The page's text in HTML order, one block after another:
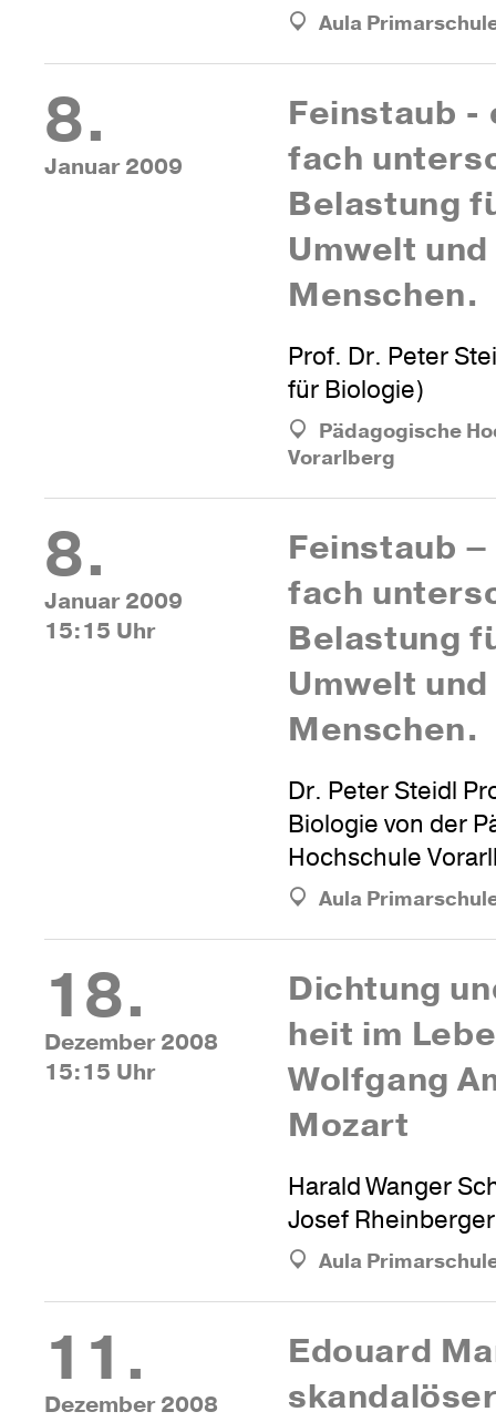
Aula
8.
Januar 2009
Fein­staub
fach
Bela­stung
Umwelt
Menschen.
Prof. Dr. Peter
für Biologie)
Pädagogische
Vorarlberg
8.
Januar 2009
15:15 Uhr
Fein­staub
fach
Bela­stung
Umwelt
Menschen.
Dr. Peter Steidl
Biologie von der
Hochschule
Aula
18.
Dezember 2008
15:15 Uhr
Dich­tung
heit im
Wolf­gang
Mozart
Harald Wanger
Josef
Aula
11.
Dezember 2008
Edouard